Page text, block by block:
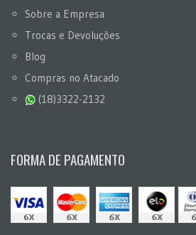
Sobre a Empresa
Trocas e Devoluções
Blog
Compras no Atacado
(18)3322-2132
FORMA DE PAGAMENTO